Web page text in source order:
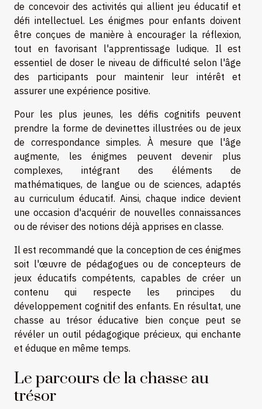
de concevoir des activités qui allient jeu éducatif et
défi intellectuel. Les énigmes pour enfants doivent
être conçues de manière à encourager la réflexion,
tout en favorisant l'apprentissage ludique. Il est
essentiel de doser le niveau de difficulté selon l'âge
des participants pour maintenir leur intérêt et
assurer une expérience positive.
Pour les plus jeunes, les défis cognitifs peuvent
prendre la forme de devinettes illustrées ou de jeux
de correspondance simples. À mesure que l'âge
augmente, les énigmes peuvent devenir plus
complexes, intégrant des éléments de
mathématiques, de langue ou de sciences, adaptés
au curriculum éducatif. Ainsi, chaque indice devient
une occasion d'acquérir de nouvelles connaissances
ou de réviser des notions déjà apprises en classe.
Il est recommandé que la conception de ces énigmes
soit l'œuvre de pédagogues ou de concepteurs de
jeux éducatifs compétents, capables de créer un
contenu qui respecte les principes du
développement cognitif des enfants. En résultat, une
chasse au trésor éducative bien conçue peut se
révéler un outil pédagogique précieux, qui enchante
et éduque en même temps.
Le parcours de la chasse au
trésor